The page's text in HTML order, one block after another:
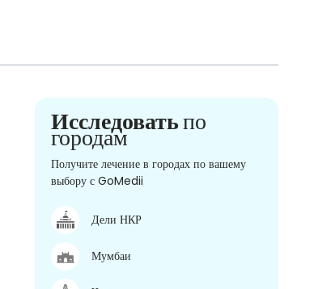
Исследоватьпо
городам
Получите лечение в городах по вашему
выбору с GoMedii
Дели НКР
Мумбаи